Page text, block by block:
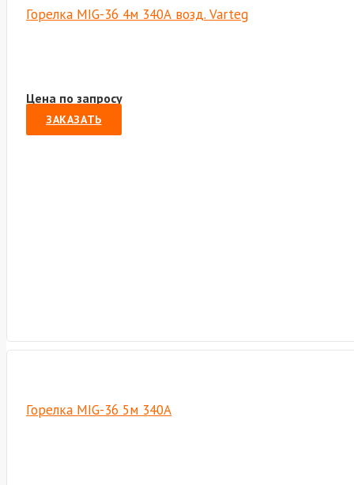
Горелка MIG-36 4м 340А возд. Varteg
Цена по запросу
ЗАКАЗАТЬ
Горелка MIG-36 5м 340А